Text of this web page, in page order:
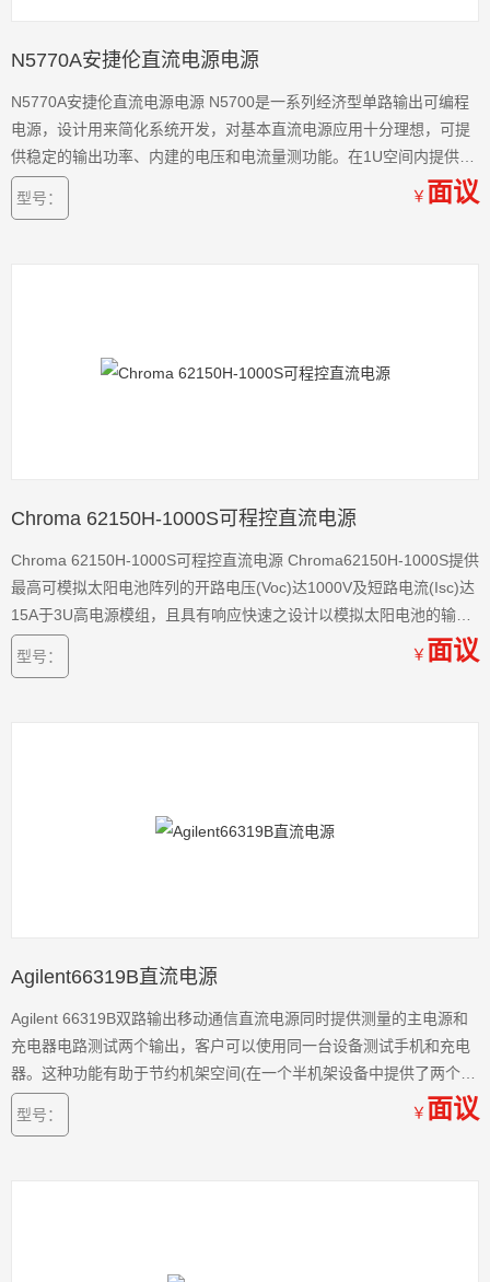
N5770A安捷伦直流电源电源
N5770A安捷伦直流电源电源 N5700是一系列经济型单路输出可编程
电源，设计用来简化系统开发，对基本直流电源应用十分理想，可提
供稳定的输出功率、内建的电压和电流量测功能。在1U空间内提供高
达1500W的功率，节省了昂贵的机架空间。
型号：
￥ 面议
Chroma 62150H-1000S可程控直流电源
Chroma 62150H-1000S可程控直流电源 Chroma62150H-1000S提供
最高可模拟太阳电池阵列的开路电压(Voc)达1000V及短路电流(Isc)达
15A于3U高电源模组，且具有响应快速之设计以模拟太阳电池的输出
I-V曲线，此可应用于光伏逆变器、微逆变器及太阳能充电器的最大功
率追踪(MPPT)效能测试。
型号： ￥ 面议
Agilent66319B直流电源
Agilent 66319B双路输出移动通信直流电源同时提供测量的主电源和
充电器电路测试两个输出，客户可以使用同一台设备测试手机和充电
器。这种功能有助于节约机架空间(在一个半机架设备中提供了两个输
出)，而不需两个单独的电源。杰出的电压瞬时响应使得测试线中瞬态
电压下降导致的设备关断达到最小，保证了最大测试系统吞吐量。
型号： ￥ 面议